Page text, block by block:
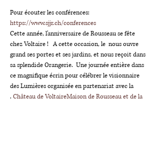
Pour écouter les conférences:
https://www.sjjr.ch/conferences
Cette année, l’anniversaire de Rousseau se fête
chez Voltaire !   A cette occasion, le nous ouvre
grand ses portes et ses jardins, et nous reçoit dans
sa splendide Orangerie.  Une journée entière dans
ce magnifique écrin pour célébrer le visionnaire
des Lumières organisée en partenariat avec la
. Château de VoltaireMaison de Rousseau et de la